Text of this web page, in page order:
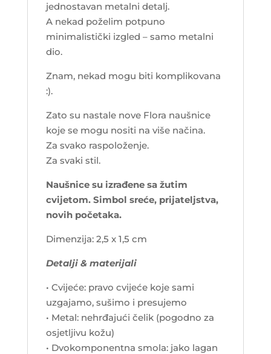
jednostavan metalni detalj.
A nekad poželim potpuno
minimalistički izgled – samo metalni
dio.
Znam, nekad mogu biti komplikovana
:).
Zato su nastale nove Flora naušnice
koje se mogu nositi na više načina.
Za svako raspoloženje.
Za svaki stil.
Naušnice su izrađene sa žutim
cvijetom. Simbol sreće, prijateljstva,
novih početaka.
Dimenzija: 2,5 x 1,5 cm
Detalji & materijali
• Cvijeće: pravo cvijeće koje sami
uzgajamo, sušimo i presujemo
• Metal: nehrđajući čelik (pogodno za
osjetljivu kožu)
• Dvokomponentna smola: jako lagan